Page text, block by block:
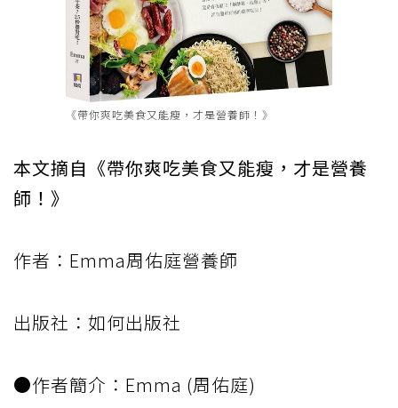
《帶你爽吃美食又能瘦，才是營養師！》
本文摘自《帶你爽吃美食又能瘦，才是營養
師！》
作者：Emma周佑庭營養師
出版社：如何出版社
●作者簡介：Emma (周佑庭)